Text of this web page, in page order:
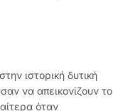
ιστορική δυτική
να απεικονίζουν το
όταν